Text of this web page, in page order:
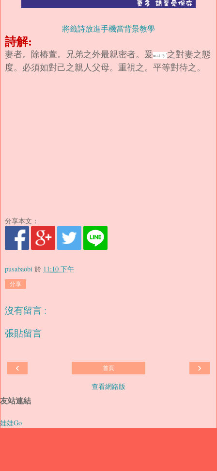
將籤詩放進手機當背景教學
詩解:
妻者。除椿萱。兄弟之外最親密者。爰=ㄩㄢˊ之對妻之態
度。必須如對己之親人父母。重視之。平等對待之。
分享本文：
pusabaobi 於 11:10 下午
分享
沒有留言 :
張貼留言
‹ ›
首頁
查看網路版
友站連結
娃娃Go